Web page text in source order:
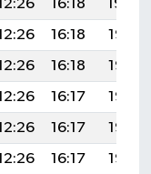
16:18
19:39
16:18
19:38
16:18
19:37
16:17
19:37
16:17
19:36
16:17
19:35